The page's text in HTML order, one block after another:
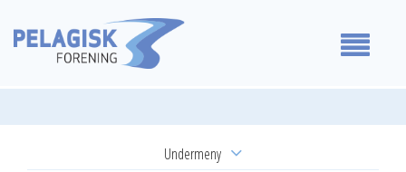
Våre standpunkt
Undermeny